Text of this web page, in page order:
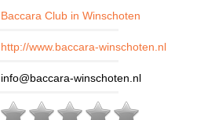
Baccara Club in Winschoten
http://www.baccara-winschoten.nl
info@baccara-winschoten.nl